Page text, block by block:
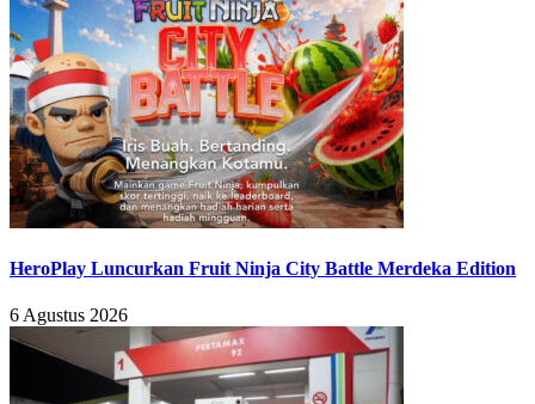
HeroPlay Luncurkan Fruit Ninja City Battle Merdeka Edition
6 Agustus 2026